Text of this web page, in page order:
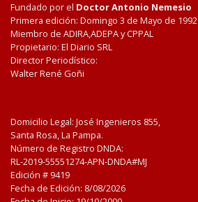
Fundado por el Doctor Antonio Nemesio
Primera edición: Domingo 3 de Mayo de 1992
Miembro de ADIRA,ADEPA y CPPAL
Propietario: El Diario SRL
Director Periodístico:
Walter René Goñi
Domicilio Legal: José Ingenieros 855,
Santa Rosa, La Pampa.
Número de Registro DNDA:
RL-2019-55551274-APN-DNDA#MJ
Edición # 9419
Fecha de Edición: 8/08/2026